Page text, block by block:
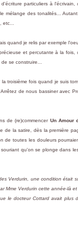
particuliers à
mélange des tonalités...
quand je relis par exemple
et percutante à la
se construire...
troisième fois quand je suis
de nous bassiner avec
de (re)commencer Un Amour
de la satire, dès la première
toutes les douleurs
qu'on se plonge dans
Verdurin, une condition était
Mme Verdurin cette année-là
le docteur Cottard avait plus